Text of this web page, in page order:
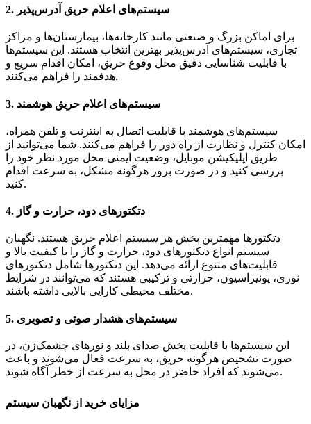
2. سیستم‌های اعلام حریق آدرس‌پذیر
برای اماکن بزرگ و صنعتی مانند کارخانه‌ها، بیمارستان‌ها و مراکز
تجاری، سیستم‌های آدرس‌پذیر بهترین انتخاب هستند. این سیستم‌ها
با قابلیت شناسایی دقیق محل وقوع حریق، امکان اقدام سریع و
هدفمند را فراهم می‌کنند.
3. سیستم‌های اعلام حریق هوشمند
سیستم‌های هوشمند با قابلیت اتصال به اینترنت و تلفن همراه،
امکان کنترل و نظارت از راه دور را فراهم می‌کنند. شما می‌توانید از
طریق اپلیکیشن موبایل، وضعیت ایمنی محل مورد نظر خود را
بررسی کنید و در صورت بروز هرگونه مشکل، به سرعت اقدام
کنید.
4. دتکتورهای دود، حرارت و گاز
دتکتورها مهمترین بخش هر سیستم اعلام حریق هستند. نگهبان
سیستم انواع دتکتورهای دود، حرارت و گاز را با کیفیت بالا و
قابلیت‌های متنوع ارائه می‌دهد. این دتکتورها شامل دتکتورهای
نوری، یونیزاسیون، حرارتی و ترکیبی هستند که می‌توانند در شرایط
مختلف محیطی کارایی بالایی داشته باشند.
5. سیستم‌های هشدار صوتی و تصویری
این سیستم‌ها با قابلیت پخش صدای بلند و نورهای چشمک‌زن، در
صورت تشخیص هرگونه حریق، به سرعت فعال می‌شوند و باعث
می‌شوند که افراد حاضر در محل به سرعت از خطر آگاه شوند.
مزایای خرید از نگهبان سیستم